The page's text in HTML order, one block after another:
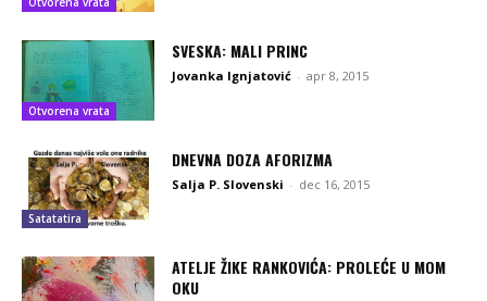
Otvorena vrata
SVESKA: MALI PRINC
Jovanka Ignjatović - apr 8, 2015
Satatatira
DNEVNA DOZA AFORIZMA
Salja P. Slovenski - dec 16, 2015
ATELJE ŽIKE RANKOVIĆA: PROLEĆE U MOM
OKU